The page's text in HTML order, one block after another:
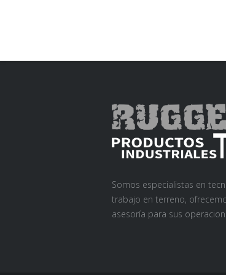
Somos especialistas en
trabajo en terreno,
asesoría para sus